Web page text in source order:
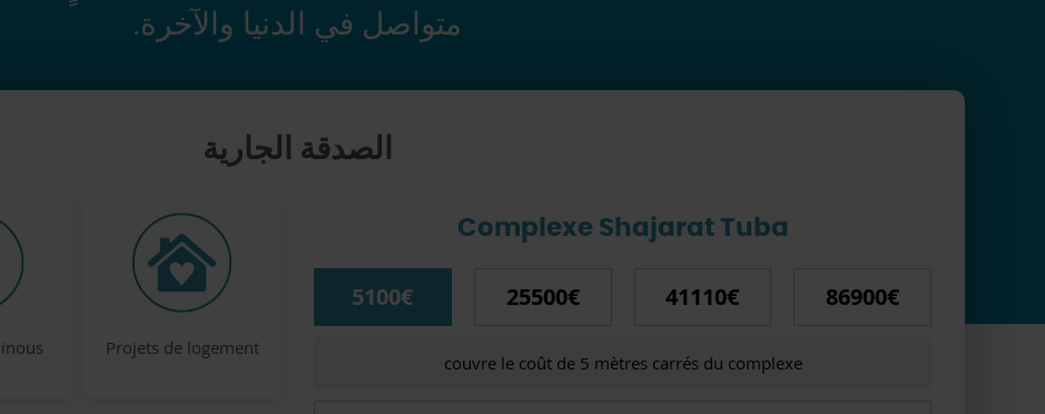
متواصل في الدنيا والآخرة.
الصدقة الجارية
Projets de logement
Complexe Shajarat Tuba
5100€ 25500€ 41110€ 86900€
couvre le coût de 5 mètres carrés du complexe